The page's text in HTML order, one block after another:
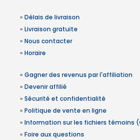
» Délais de livraison
» Livraison gratuite
» Nous contacter
» Horaire
» Gagner des revenus par l'affiliation
» Devenir affilié
» Sécurité et confidentialité
» Politique de vente en ligne
» Information sur les fichiers témoins
» Foire aux questions